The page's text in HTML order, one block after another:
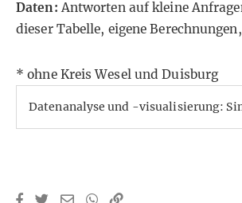
Daten: Antworten auf kleine
dieser Tabelle, eigene
* ohne Kreis Wesel und Duisburg
Datenanalyse und -visualisierung: